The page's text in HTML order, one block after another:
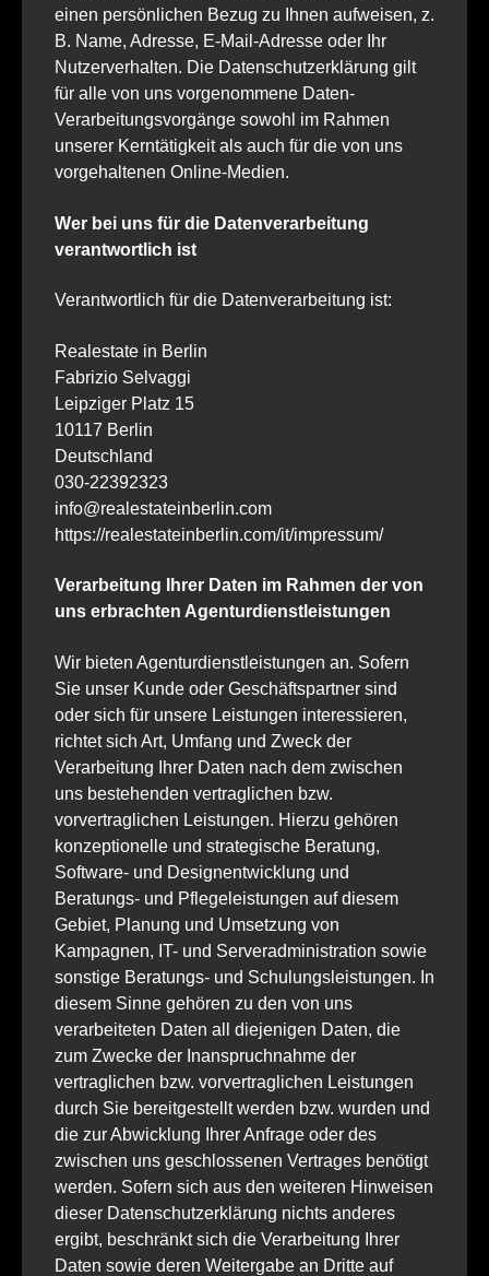
einen persönlichen Bezug zu Ihnen aufweisen, z.
B. Name, Adresse, E-Mail-Adresse oder Ihr
Nutzerverhalten. Die Datenschutzerklärung gilt
für alle von uns vorgenommene Daten-
Verarbeitungsvorgänge sowohl im Rahmen
unserer Kerntätigkeit als auch für die von uns
vorgehaltenen Online-Medien.
Wer bei uns für die Datenverarbeitung
verantwortlich ist
Verantwortlich für die Datenverarbeitung ist:
Realestate in Berlin
Fabrizio Selvaggi
Leipziger Platz 15
10117 Berlin
Deutschland
030-22392323
info@realestateinberlin.com
https://realestateinberlin.com/it/impressum/
Verarbeitung Ihrer Daten im Rahmen der von
uns erbrachten Agenturdienstleistungen
Wir bieten Agenturdienstleistungen an. Sofern
Sie unser Kunde oder Geschäftspartner sind
oder sich für unsere Leistungen interessieren,
richtet sich Art, Umfang und Zweck der
Verarbeitung Ihrer Daten nach dem zwischen
uns bestehenden vertraglichen bzw.
vorvertraglichen Leistungen. Hierzu gehören
konzeptionelle und strategische Beratung,
Software- und Designentwicklung und
Beratungs- und Pflegeleistungen auf diesem
Gebiet, Planung und Umsetzung von
Kampagnen, IT- und Serveradministration sowie
sonstige Beratungs- und Schulungsleistungen. In
diesem Sinne gehören zu den von uns
verarbeiteten Daten all diejenigen Daten, die
zum Zwecke der Inanspruchnahme der
vertraglichen bzw. vorvertraglichen Leistungen
durch Sie bereitgestellt werden bzw. wurden und
die zur Abwicklung Ihrer Anfrage oder des
zwischen uns geschlossenen Vertrages benötigt
werden. Sofern sich aus den weiteren Hinweisen
dieser Datenschutzerklärung nichts anderes
ergibt, beschränkt sich die Verarbeitung Ihrer
Daten sowie deren Weitergabe an Dritte auf